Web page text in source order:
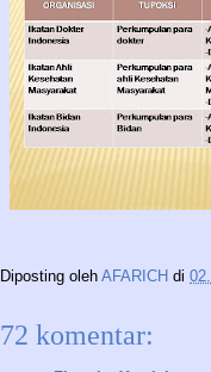
Diposting oleh AFARICH di
72 komentar: